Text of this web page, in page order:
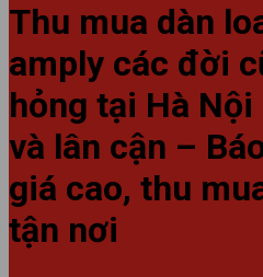
Thu mua dàn
amply các đời
hỏng tại Hà Nội
và lân cận –
giá cao, thu
tận nơi